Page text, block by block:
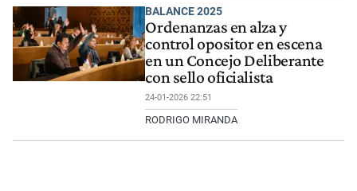
BALANCE 2025
Ordenanzas en alza y
control opositor en escena
en un Concejo Deliberante
con sello oficialista
24-01-2026 22:51
RODRIGO MIRANDA